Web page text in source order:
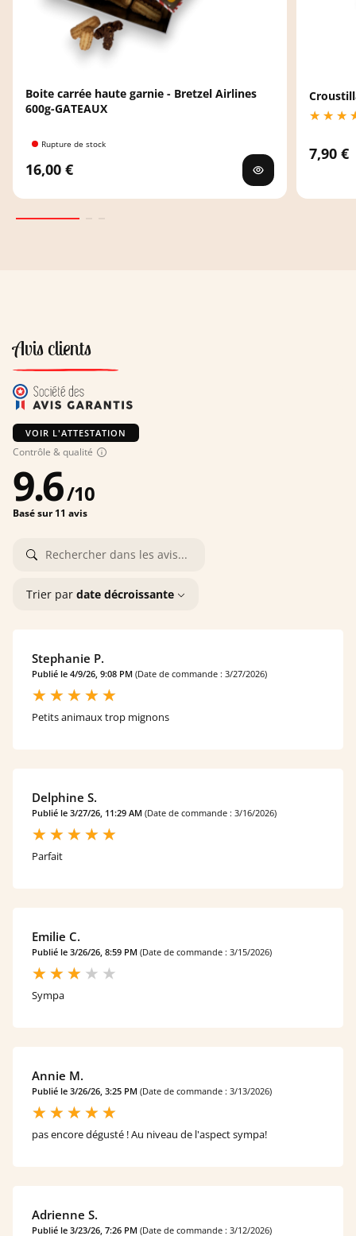
Boite carrée haute garnie - Bretzel Airlines
600g-GATEAUX
Rupture de stock
16,00 €
7,90 €
Avis clients
VOIR L'ATTESTATION
Contrôle & qualité
9.6/10
Basé sur 11 avis
Trier par date décroissante
Stephanie P.
Publié le 4/9/26, 9:08 PM (Date de commande : 3/27/2026)
Petits animaux trop mignons
Delphine S.
Publié le 3/27/26, 11:29 AM (Date de commande : 3/16/2026)
Parfait
Emilie C.
Publié le 3/26/26, 8:59 PM (Date de commande : 3/15/2026)
Sympa
Annie M.
Publié le 3/26/26, 3:25 PM (Date de commande : 3/13/2026)
pas encore dégusté ! Au niveau de l'aspect sympa!
Adrienne S.
Publié le 3/23/26, 7:26 PM (Date de commande : 3/12/2026)